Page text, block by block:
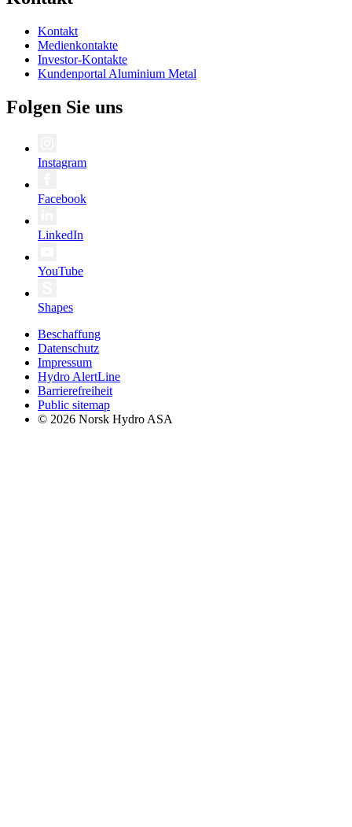
Kontakt
Medienkontakte
Investor-Kontakte
Kundenportal Aluminium Metal
Folgen Sie uns
Instagram
Facebook
LinkedIn
YouTube
Shapes
Beschaffung
Datenschutz
Impressum
Hydro AlertLine
Barrierefreiheit
Public sitemap
© 2026 Norsk Hydro ASA